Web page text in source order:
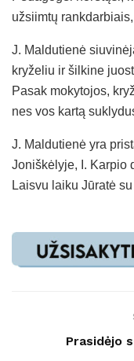
užsiimtų
J. Maldutienė
kryželiu ir šilkine
Pasak mokytojos,
nes vos kartą
J. Maldutienė yra
Joniškėlyje, I. Karpio
Laisvu laiku Jūratė
Prasidėjo